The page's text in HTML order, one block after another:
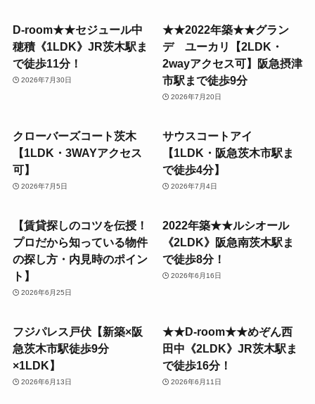
D-room★★セジュール中
穂積《1LDK》JR茨木駅ま
で徒歩11分！
2026年7月30日
★★2022年築★★グラン
デ ユーカリ【2LDK・
2wayアクセス可】阪急摂津
市駅まで徒歩9分
2026年7月20日
クローバーズコート茨木
【1LDK・3WAYアクセス
可】
2026年7月5日
サウスコートアイ
【1LDK・阪急茨木市駅ま
で徒歩4分】
2026年7月4日
【賃貸探しのコツを伝授！
プロだから知っている物件
の探し方・内見時のポイン
ト】
2026年6月25日
2022年築★★ルシオール
《2LDK》阪急南茨木駅ま
で徒歩8分！
2026年6月16日
フジパレス戸伏【新築×阪
急茨木市駅徒歩9分
×1LDK】
2026年6月13日
★★D-room★★めぞん西
田中《2LDK》JR茨木駅ま
で徒歩16分！
2026年6月11日